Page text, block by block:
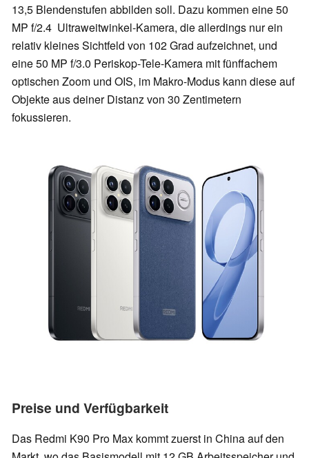
13,5 Blendenstufen abbilden soll. Dazu kommen eine 50
MP f/2.4 Ultraweitwinkel-Kamera, die allerdings nur ein
relativ kleines Sichtfeld von 102 Grad aufzeichnet, und
eine 50 MP f/3.0 Periskop-Tele-Kamera mit fünffachem
optischen Zoom und OIS, im Makro-Modus kann diese auf
Objekte aus deiner Distanz von 30 Zentimetern
fokussieren.
Preise und Verfügbarkeit
Das Redmi K90 Pro Max kommt zuerst in China auf den